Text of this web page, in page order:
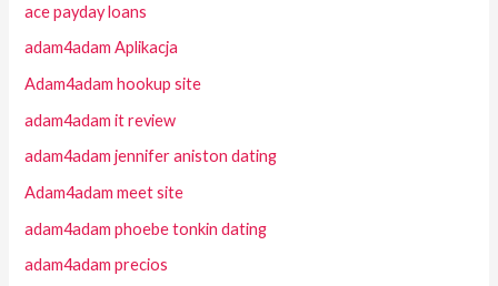
ace payday loans
adam4adam Aplikacja
Adam4adam hookup site
adam4adam it review
adam4adam jennifer aniston dating
Adam4adam meet site
adam4adam phoebe tonkin dating
adam4adam precios